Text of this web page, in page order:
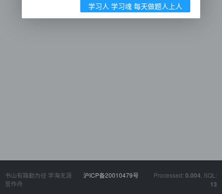
书山有路勤为径 学海无涯
苦作舟
沪ICP备20010479号 Processed: 0.004 , SQL:
13
学习人 学习魂 每天做题人上人